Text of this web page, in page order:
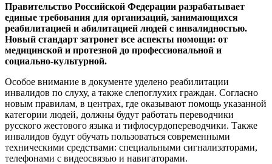
Правительство Российской Федерации разрабатывает
единые требования для организаций, занимающихся
реабилитацией и абилитацией людей с инвалидностью.
Новый стандарт затронет все аспекты помощи: от
медицинской и протезной до профессиональной и
социально-культурной.
Особое внимание в документе уделено реабилитации
инвалидов по слуху, а также слепоглухих граждан. Согласно
новым правилам, в центрах, где оказывают помощь указанной
категории людей, должны будут работать переводчики
русского жестового языка и тифлосурдопереводчики. Также
инвалидов будут обучать пользоваться современными
техническими средствами: специальными сигнализаторами,
телефонами с видеосвязью и навигаторами.